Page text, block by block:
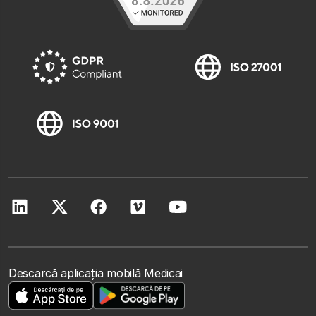
Descarcă aplicația mobilă Medicai